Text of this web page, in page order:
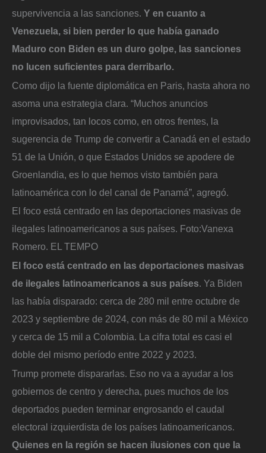
supervivencia a las sanciones. Y en cuanto a
Venezuela, si bien perder lo que había ganado
Maduro con Biden es un duro golpe, las sanciones
no lucen suficientes para derribarlo.
Como dijo la fuente diplomática en Paris, hasta ahora no
asoma una estrategia clara. “Muchos anuncios
improvisados, tan locos como, en otros frentes, la
sugerencia de Trump de convertir a Canadá en el estado
51 de la Unión, o que Estados Unidos se apodere de
Groenlandia, es lo que hemos visto también para
latinoamérica con lo del canal de Panamá”, agregó.
El foco está centrado en las deportaciones masivas de
ilegales latinoamericanos a sus países. Foto:Vanexa
Romero. EL TEMPO
El foco está centrado en las deportaciones masivas
de ilegales latinoamericanos a sus países. Ya Biden
las había disparado: cerca de 280 mil entre octubre de
2023 y septiembre de 2024, con más de 80 mil a México
y cerca de 15 mil a Colombia. La cifra total es casi el
doble del mismo período entre 2022 y 2023.
Trump promete dispararlas. Eso no va a ayudar a los
gobiernos de centro y derecha, pues muchos de los
deportados pueden terminar engrosando el caudal
electoral izquierdista de los países latinoamericanos.
Quienes en la región se hacen ilusiones con que la